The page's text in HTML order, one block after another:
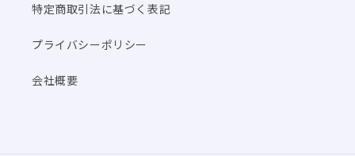
特定商取引法に基づく表記
プライバシーポリシー
会社概要